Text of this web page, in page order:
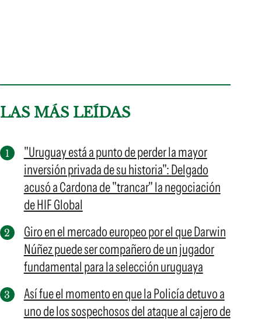
LAS MÁS LEÍDAS
"Uruguay está a punto de perder la mayor
inversión privada de su historia": Delgado
acusó a Cardona de "trancar" la negociación
de HIF Global
Giro en el mercado europeo por el que Darwin
Núñez puede ser compañero de un jugador
fundamental para la selección uruguaya
Así fue el momento en que la Policía detuvo a
uno de los sospechosos del ataque al cajero de